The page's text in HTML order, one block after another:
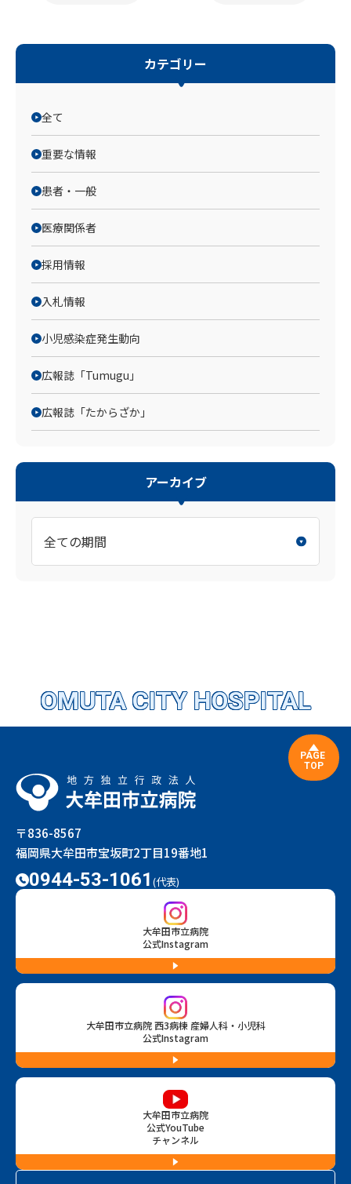
カテゴリー
全て
重要な情報
患者・一般
医療関係者
採用情報
入札情報
小児感染症発生動向
広報誌「Tumugu」
広報誌「たからざか」
アーカイブ
OMUTA CITY HOSPITAL
〒836-8567
福岡県大牟田市宝坂町2丁目19番地1
0944-53-1061 (代表)
大牟田市立病院
公式Instagram
大牟田市立病院 西3病棟 産婦人科・小児科
公式Instagram
大牟田市立病院
公式YouTube
チャンネル
PAGE
TOP